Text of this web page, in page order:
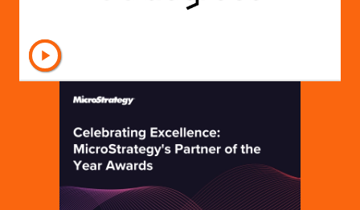
Strategy